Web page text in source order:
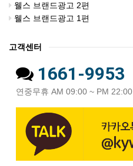
웰스 브랜드광고 2편
웰스 브랜드광고 1편
고객센터
1661-9953
연중무휴 AM 09:00 ~ PM 22:00